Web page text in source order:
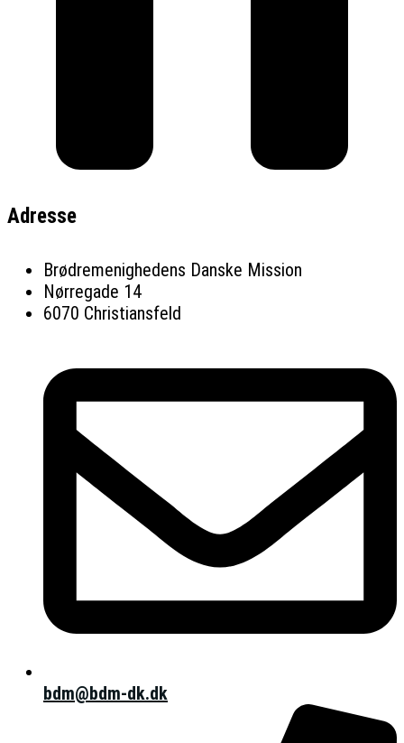
Adresse
Brødremenighedens Danske Mission
Nørregade 14
6070 Christiansfeld
bdm@bdm-dk.dk